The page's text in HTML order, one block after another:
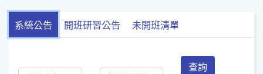
系統公告 開班研習公告 未開班清單
查詢